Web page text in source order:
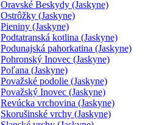
Oravské Beskydy (Jaskyne)
Ostrôžky (Jaskyne)
Pieniny (Jaskyne)
Podtatranská kotlina (Jaskyne)
Podunajská pahorkatina (Jaskyne)
Pohronský Inovec (Jaskyne)
Poľana (Jaskyne)
Považské podolie (Jaskyne)
Považský Inovec (Jaskyne)
Revúcka vrchovina (Jaskyne)
Skorušinské vrchy (Jaskyne)